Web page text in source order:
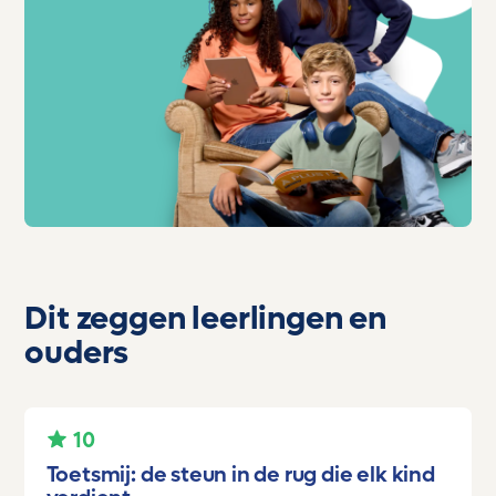
Dit zeggen leerlingen en
ouders
10
Toetsmij: de steun in de rug die elk kind